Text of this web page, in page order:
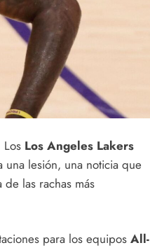
Los Angeles Lakers
lesión, una noticia que
las rachas más
para los equipos All-